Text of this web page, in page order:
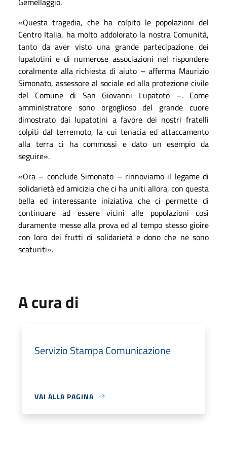
«Questa tragedia, che ha colpito le popolazioni del
Centro Italia, ha molto addolorato la nostra Comunità,
tanto da aver visto una grande partecipazione dei
lupatotini e di numerose associazioni nel rispondere
coralmente alla richiesta di aiuto – afferma Maurizio
Simonato, assessore al sociale ed alla protezione civile
del Comune di San Giovanni Lupatoto –. Come
amministratore sono orgoglioso del grande cuore
dimostrato dai lupatotini a favore dei nostri fratelli
colpiti dal terremoto, la cui tenacia ed attaccamento
alla terra ci ha commossi e dato un esempio da
seguire».
«Ora – conclude Simonato – rinnoviamo il legame di
solidarietà ed amicizia che ci ha uniti allora, con questa
bella ed interessante iniziativa che ci permette di
continuare ad essere vicini alle popolazioni così
duramente messe alla prova ed al tempo stesso gioire
con loro dei frutti di solidarietà e dono che ne sono
scaturiti».
A cura di
Servizio Stampa Comunicazione
VAI ALLA PAGINA